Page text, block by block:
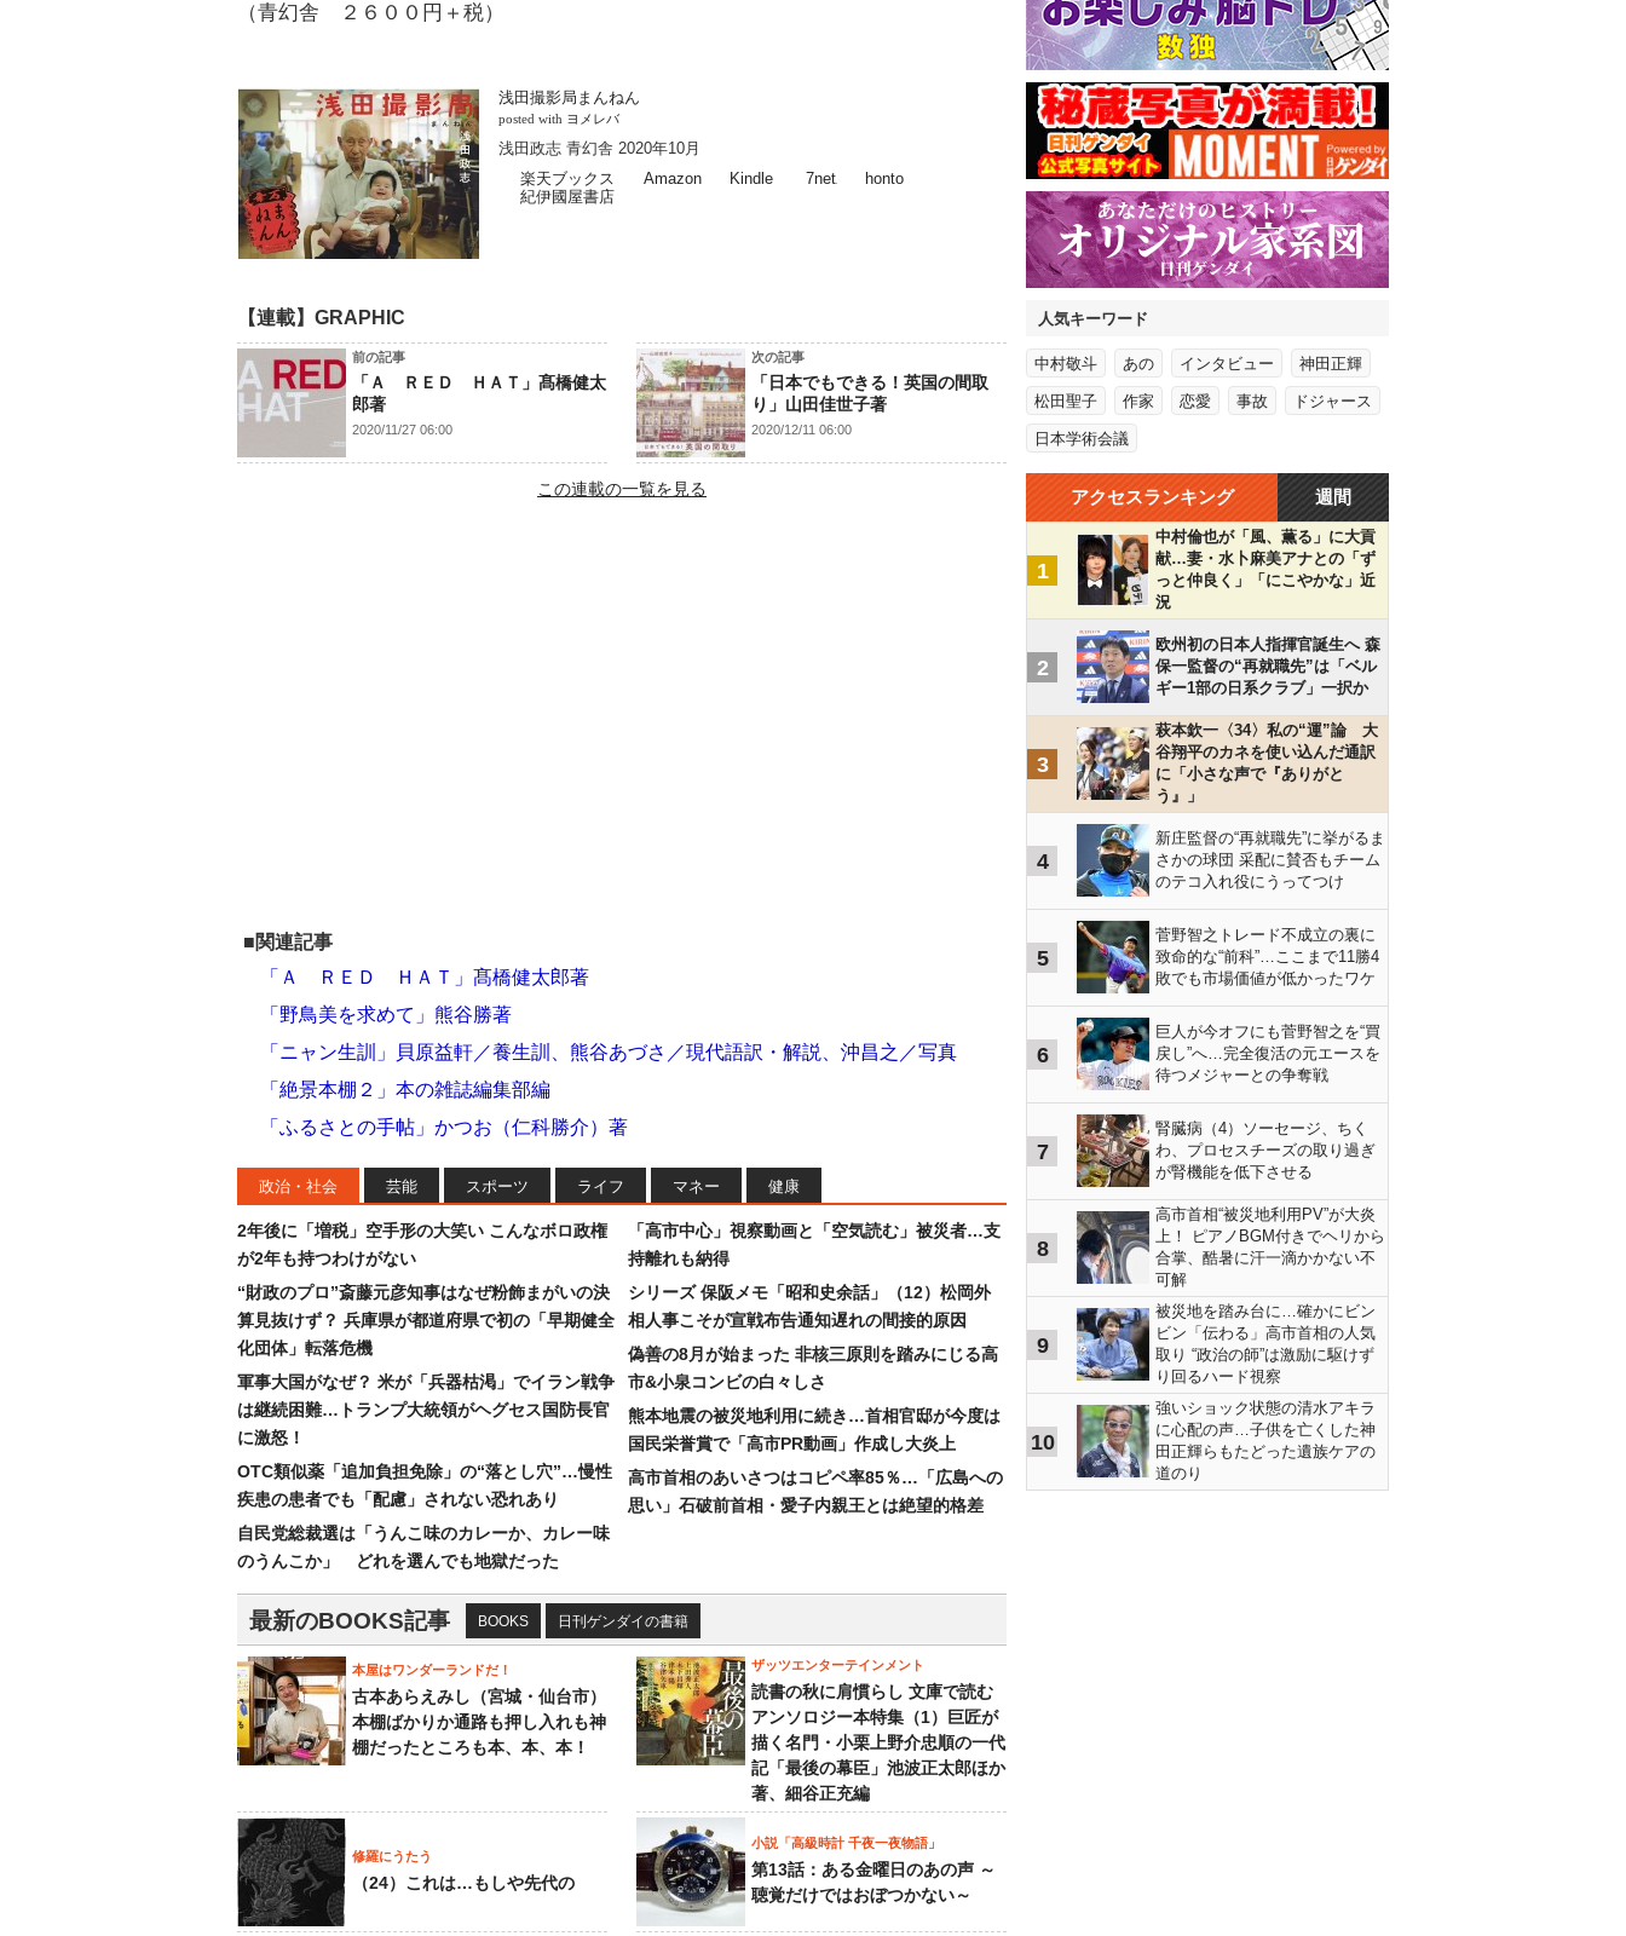
（青幻舎 ２６００円＋税）
浅田撮影局まんねん
posted with ヨメレバ
浅田政志 青幻舎 2020年10月
楽天ブックス
Amazon Kindle 7net
honto
紀伊國屋書店
【連載】GRAPHIC
前の記事
「Ａ ＲＥＤ ＨＡＴ」髙橋健太
郎著
2020/11/27 06:00
次の記事
「日本でもできる！英国の間取
り」山田佳世子著
2020/12/11 06:00
この連載の一覧を見る
■関連記事
「Ａ ＲＥＤ ＨＡＴ」髙橋健太郎著
「野鳥美を求めて」熊谷勝著
「ニャン生訓」貝原益軒／養生訓、熊谷あづさ／現代語訳・解説、沖昌之／写真
「絶景本棚２」本の雑誌編集部編
「ふるさとの手帖」かつお（仁科勝介）著
政治・社会 芸能 スポーツ ライフ マネー 健康
2年後に「増税」空手形の大笑い こんなボロ政権
が2年も持つわけがない
“財政のプロ”斎藤元彦知事はなぜ粉飾まがいの決
算見抜けず？ 兵庫県が都道府県で初の「早期健全
化団体」転落危機
軍事大国がなぜ？ 米が「兵器枯渇」でイラン戦争
は継続困難…トランプ大統領がヘグセス国防長官
に激怒！
OTC類似薬「追加負担免除」の“落とし穴”…慢性
疾患の患者でも「配慮」されない恐れあり
自民党総裁選は「うんこ味のカレーか、カレー味
のうんこか」 どれを選んでも地獄だった
「高市中心」視察動画と「空気読む」被災者…支
持離れも納得
シリーズ 保阪メモ「昭和史余話」（12）松岡外
相人事こそが宣戦布告通知遅れの間接的原因
偽善の8月が始まった 非核三原則を踏みにじる高
市&小泉コンビの白々しさ
熊本地震の被災地利用に続き…首相官邸が今度は
国民栄誉賞で「高市PR動画」作成し大炎上
高市首相のあいさつはコピペ率85％…「広島への
思い」石破前首相・愛子内親王とは絶望的格差
最新のBOOKS記事 BOOKS 日刊ゲンダイの書籍
本屋はワンダーランドだ！
古本あらえみし（宮城・仙台市）
本棚ばかりか通路も押し入れも神
棚だったところも本、本、本！
ザッツエンターテインメント
読書の秋に肩慣らし 文庫で読む
アンソロジー本特集（1）巨匠が
描く名門・小栗上野介忠順の一代
記「最後の幕臣」池波正太郎ほか
著、細谷正充編
修羅にうたう
（24）これは…もしや先代の
小説「高級時計 千夜一夜物語」
第13話：ある金曜日のあの声 ～
聴覚だけではおぼつかない～
人気キーワード
中村敬斗 あの インタビュー 神田正輝
松田聖子 作家 恋愛 事故 ドジャース
日本学術会議
アクセスランキング 週間
1
中村倫也が「風、薫る」に大貢
献…妻・水卜麻美アナとの「ず
っと仲良く」「にこやかな」近
況
2
欧州初の日本人指揮官誕生へ 森
保一監督の“再就職先”は「ベル
ギー1部の日系クラブ」一択か
3
萩本欽一〈34〉私の“運”論 大
谷翔平のカネを使い込んだ通訳
に「小さな声で『ありがと
う』」
4
新庄監督の“再就職先”に挙がるま
さかの球団 采配に賛否もチーム
のテコ入れ役にうってつけ
5
菅野智之トレード不成立の裏に
致命的な“前科”…ここまで11勝4
敗でも市場価値が低かったワケ
6
巨人が今オフにも菅野智之を“買
戻し”へ…完全復活の元エースを
待つメジャーとの争奪戦
7
腎臓病（4）ソーセージ、ちく
わ、プロセスチーズの取り過ぎ
が腎機能を低下させる
8
高市首相“被災地利用PV”が大炎
上！ ピアノBGM付きでヘリから
合掌、酷暑に汗一滴かかない不
可解
9
被災地を踏み台に…確かにビン
ビン「伝わる」高市首相の人気
取り “政治の師”は激励に駆けず
り回るハード視察
10
強いショック状態の清水アキラ
に心配の声…子供を亡くした神
田正輝らもたどった遺族ケアの
道のり